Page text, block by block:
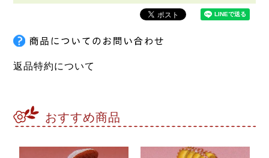
返品特約について
おすすめ商品